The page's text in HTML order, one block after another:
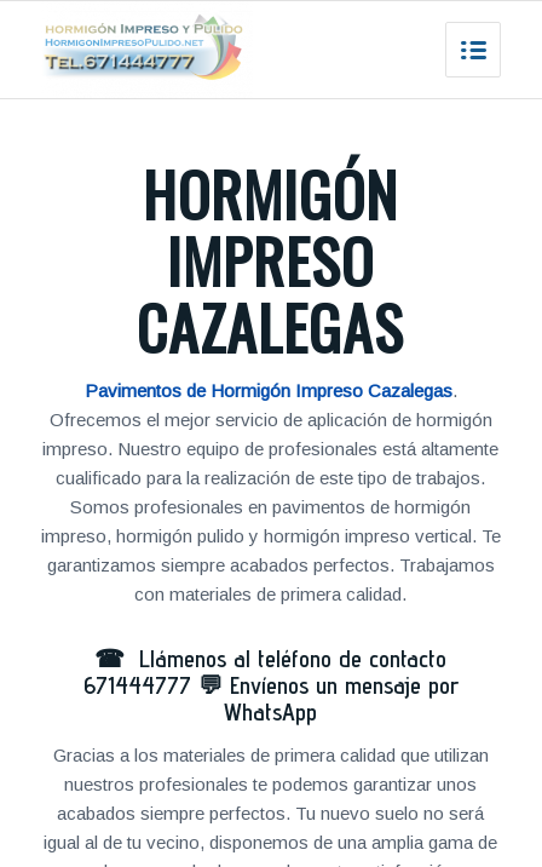
HORMIGÓN
IMPRESO
CAZALEGAS
Pavimentos de Hormigón Impreso Cazalegas.
Ofrecemos el mejor servicio de aplicación de hormigón
impreso. Nuestro equipo de profesionales está altamente
cualificado para la realización de este tipo de trabajos.
Somos profesionales en pavimentos de hormigón
impreso, hormigón pulido y hormigón impreso vertical. Te
garantizamos siempre acabados perfectos. Trabajamos
con materiales de primera calidad.
☎ Llámenos al teléfono de contacto
671444777 💬 Envíenos un mensaje por
WhatsApp
Gracias a los materiales de primera calidad que utilizan
nuestros profesionales te podemos garantizar unos
acabados siempre perfectos. Tu nuevo suelo no será
igual al de tu vecino, disponemos de una amplia gama de